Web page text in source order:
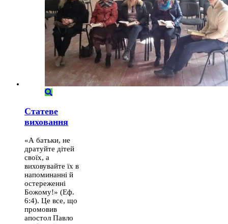
Статеве
виховання
«А батьки, не
дратуйте дітей
своїх, а
виховувайте їх в
напоминанні й
остереженні
Божому!» (Еф.
6:4). Це все, що
промовив
апостол Павло